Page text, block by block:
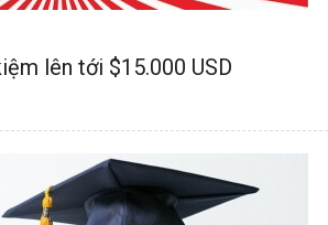
lên tới $15.000 USD